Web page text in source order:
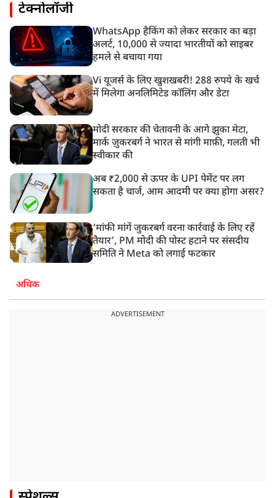
टेक्नोलॉजी
WhatsApp हैकिंग को लेकर सरकार का बड़ा
अलर्ट, 10,000 से ज्यादा भारतीयों को साइबर
हमले से बचाया गया
Vi यूजर्स के लिए खुशखबरी! 288 रुपये के खर्च
में मिलेगा अनलिमिटेड कॉलिंग और डेटा
मोदी सरकार की चेतावनी के आगे झुका मेटा,
मार्क ज़ुकरबर्ग ने भारत से मांगी माफ़ी, गलती भी
स्वीकार की
अब ₹2,000 से ऊपर के UPI पेमेंट पर लग
सकता है चार्ज, आम आदमी पर क्या होगा असर?
‘मांफी मांगें जुकरबर्ग वरना कार्रवाई के लिए रहें
तैयार’, PM मोदी की पोस्ट हटाने पर संसदीय
समिति ने Meta को लगाई फटकार
अधिक
ADVERTISEMENT